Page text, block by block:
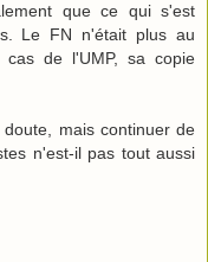
que ce qui s'est
Le FN n'était plus au
de l'UMP, sa copie
mais continuer de
n'est-il pas tout aussi